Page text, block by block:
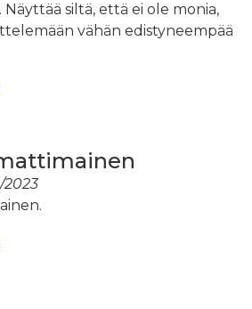
siltä, ​​​​että ei ole monia,
vähän edistyneempää
2023